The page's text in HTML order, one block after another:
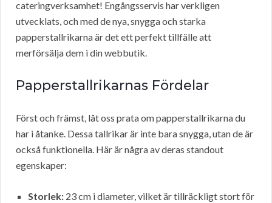
cateringverksamhet! Engångsservis har verkligen
utvecklats, och med de nya, snygga och starka
papperstallrikarna är det ett perfekt tillfälle att
merförsälja dem i din webbutik.
Papperstallrikarnas Fördelar
Först och främst, låt oss prata om papperstallrikarna du
har i åtanke. Dessa tallrikar är inte bara snygga, utan de är
också funktionella. Här är några av deras standout
egenskaper:
Storlek: 23 cm i diameter, vilket är tillräckligt stort för